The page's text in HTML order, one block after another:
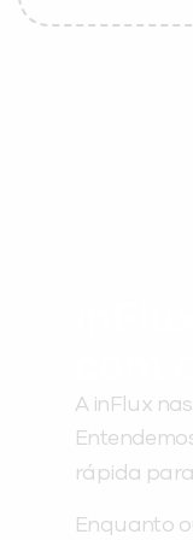
A inFlux
rápida para
Enquanto